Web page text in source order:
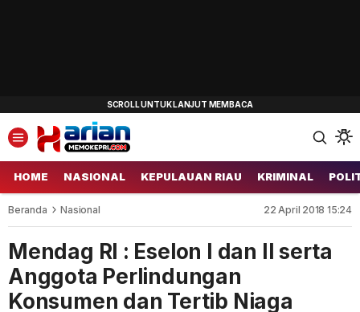
HOME NASIONAL KEPULAUAN RIAU KRIMINAL
Beranda Nasional 22 April 2018 15:24
Mendag RI : Eselon I dan II serta
Anggota Perlindungan
Konsumen dan Tertib Niaga